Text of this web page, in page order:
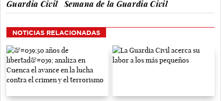
Guardia Civil Semana de la Guardia Civil
NOTICIAS RELACIONADAS